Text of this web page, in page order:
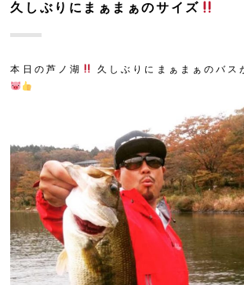
久しぶりにまぁまぁのサイズ
本日の芦ノ湖 久しぶりにまぁまぁのバス